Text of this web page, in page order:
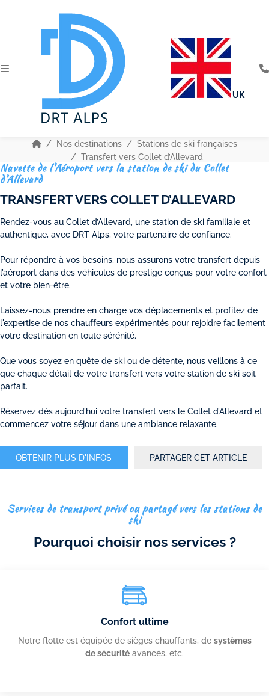
UK
Nos destinations
Stations de ski françaises
Transfert vers Collet d’Allevard
TRANSFERT VERS COLLET D’ALLEVARD
Navette de l'Aéroport vers la station de ski du Collet
d’Allevard
Rendez-vous au Collet d’Allevard, une station de ski familiale et
authentique, avec DRT Alps, votre partenaire de confiance.
Pour répondre à vos besoins, nous assurons votre transfert depuis
l’aéroport dans des véhicules de prestige conçus pour votre confort
et votre bien-être.
Laissez-nous prendre en charge vos déplacements et profitez de
l'expertise de nos chauffeurs expérimentés pour rejoidre facilement
votre destination en toute sérénité.
Que vous soyez en quête de ski ou de détente, nous veillons à ce
que chaque détail de votre transfert vers votre station de ski soit
parfait.
Réservez dès aujourd’hui votre transfert vers le Collet d’Allevard et
commencez votre séjour dans une ambiance relaxante.
OBTENIR PLUS D'INFOS PARTAGER CET ARTICLE
Pourquoi choisir nos services ?
Services de transport privé ou partagé vers les stations de
ski
Confort ultime
Notre flotte est équipée de sièges chauffants, de systèmes
de sécurité avancés, etc.